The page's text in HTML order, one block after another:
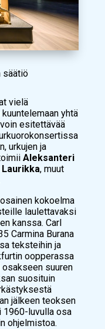
säätiö
vielä
yhtä
esitettävää
urkujen ja
Aleksanteri
Laurikka, muut
kokoelma
laulettavaksi
kanssa. Carl
Carmina Burana
teksteihin ja
oopperassa
suuren
suosituin
jälkeen teoksen
1960-luvulla osa
ohjelmistoa.